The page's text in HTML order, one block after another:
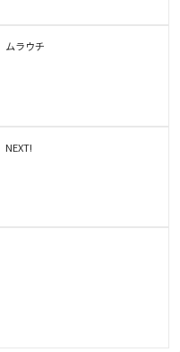
ムラウチ
NEXT!